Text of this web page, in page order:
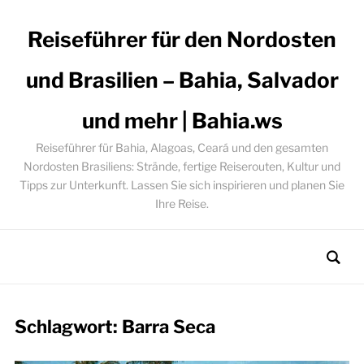
Reiseführer für den Nordosten
und Brasilien – Bahia, Salvador
und mehr | Bahia.ws
Reiseführer für Bahia, Alagoas, Ceará und den gesamten
Nordosten Brasiliens: Strände, fertige Reiserouten, Kultur und
Tipps zur Unterkunft. Lassen Sie sich inspirieren und planen Sie
Ihre Reise.
Schlagwort: Barra Seca